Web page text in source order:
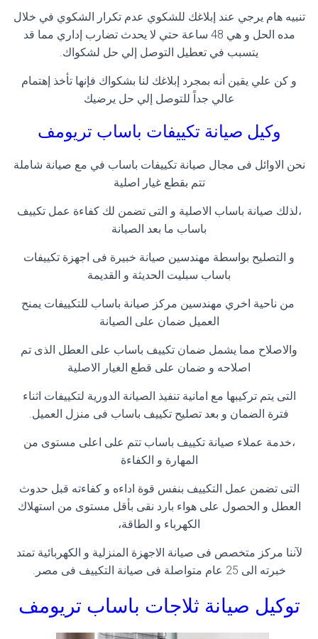
تنبيه هام يرجي عند إبلاغك للشكوي عدم تكرار الشكوي في خلال
مده الحل و هي 48 ساعة حتي لا يحدث تضارب إداري مما قد
يتسبب في تعطيل التوصل إلي حل لشكواك.
و كن علي يقين أنه بمجرد إبلاغك لنا بشكواك فإنها تأخذ إهتمام
عالي جداً للتوصل إلي حل يرضيك
وكيل صيانة تكييفات باساب تريومف
نحن الاوائل فى مجال صيانة تكييفات باساب في مع صيانة شاملة
تتم بقطع غيار اصلية
،لذلك صيانة باساب الاصلية و التى تضمن لك كفاءة عمل تكييف
باساب ما بعد الصيانة
و التصليح بواسطة مهندسين صيانة خبيرة فى اجهزة تكييفات
باساب سبليت الحديثة و القديمة
من ناحية اخري مهندسين مركز صيانة باساب للتكييفات يمنح
العميل ضمان على الصيانة
والاصلاح مما يشمل ضمان تكييف باساب على العطل الذى تم
اصلاحه و ضمان على قطع الغيار الاصلية
التى يتم تركيبها مع امانية تنفيذ الصيانة الدورية لتكييفات اثناء
فترة الضمان و بعد تصليح تكييف باساب فى منزل العميل.
،خدمة عملاء صيانة تكييف باساب تتم على اعلى مستوى من
المهارة و الكفاءة
التى تضمن عمل التكييف بنفس قوة اداءه و كفاءته قبل حدوث
العطل و الحصول على هواء بارد نقى بأقل مستوى من استهلاك
الكهرباء و الطاقة،
لآننا مركز متخصص فى صيانة الاجهزة المنزلية و الكهربائية تمتد
خبرته الى 25 عام متواصلة فى صيانة التكييف فى مصر.
توكيل صيانة ثلاجات باساب تريومف